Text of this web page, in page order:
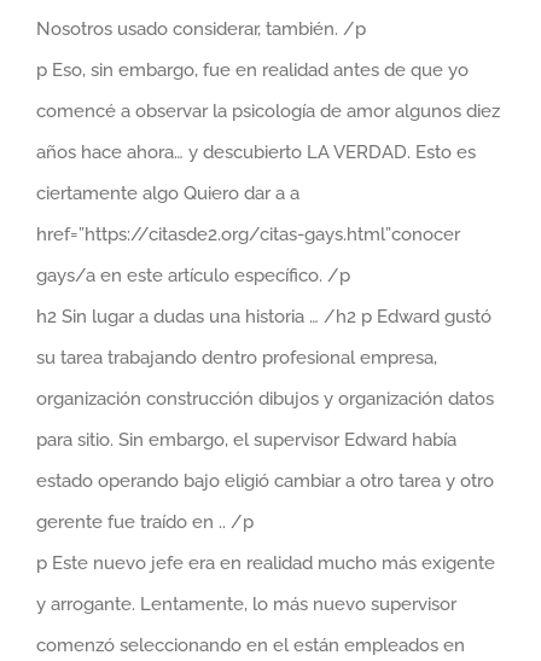
Nosotros usado considerar, también. /p
p Eso, sin embargo, fue en realidad antes de que yo
comencé a observar la psicología de amor algunos diez
años hace ahora… y descubierto LA VERDAD. Esto es
ciertamente algo Quiero dar a a
href=”https://citasde2.org/citas-gays.html”conocer
gays/a en este artículo específico. /p
h2 Sin lugar a dudas una historia … /h2 p Edward gustó
su tarea trabajando dentro profesional empresa,
organización construcción dibujos y organización datos
para sitio. Sin embargo, el supervisor Edward había
estado operando bajo eligió cambiar a otro tarea y otro
gerente fue traído en .. /p
p Este nuevo jefe era en realidad mucho más exigente
y arrogante. Lentamente, lo más nuevo supervisor
comenzó seleccionando en el están empleados en